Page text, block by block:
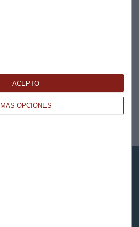
MÁS OPCIONES
ACEPTO